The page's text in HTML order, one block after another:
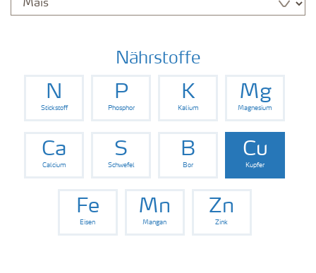
Düngemittel
Zukunft anpacken
Düngeranwendung
Nährstoffe
N
Stickstoff
P
Phosphor
K
Kalium
Mg
Magnesium
Ca
Calcium
S
Schwefel
B
Bor
Cu
Kupfer
Fe
Eisen
Mn
Mangan
Zn
Zink